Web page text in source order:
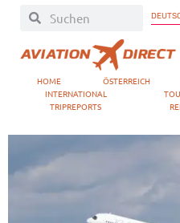
HOME ÖSTERREICH
INTERNATIONAL
TRIPREPORTS